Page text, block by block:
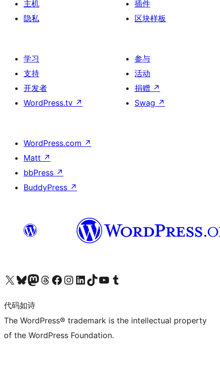
主机
隐私
插件
区块样板
学习
支持
开发者
WordPress.tv ↗
参与
活动
捐赠 ↗
Swag ↗
WordPress.com ↗
Matt ↗
bbPress ↗
BuddyPress ↗
关注我们的 X（原 Twitter）账号访问我们的 Bluesky 账号关注我们的 Mastodon 账号访问我们的 Threads 账号 访问我们的 Facebook 公共主页关注我们的 Instagram 账号 关注我们的 LinkedIn 主页访问我们的 TikTok 账号访问我们的 YouTube 频道 访问我们的 Tumblr 账号
代码如诗
The WordPress® trademark is the intellectual property
of the WordPress Foundation.